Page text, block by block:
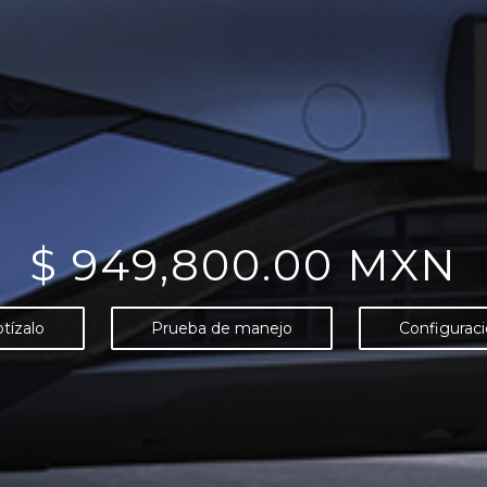
$ 949,800.00 MXN
Prueba de manejo